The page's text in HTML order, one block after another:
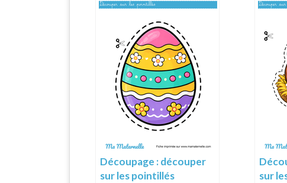
Découpage : découper
sur les pointillés
sur